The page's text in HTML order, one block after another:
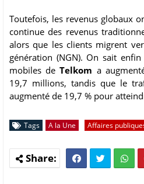
Toutefois, les revenus globaux
continue des revenus
alors que les clients migrent
génération (NGN). On sait
mobiles deTelkom a
19,7 millions, tandis que le
augmenté de 19,7 % pour
Tags A la Une Affaires